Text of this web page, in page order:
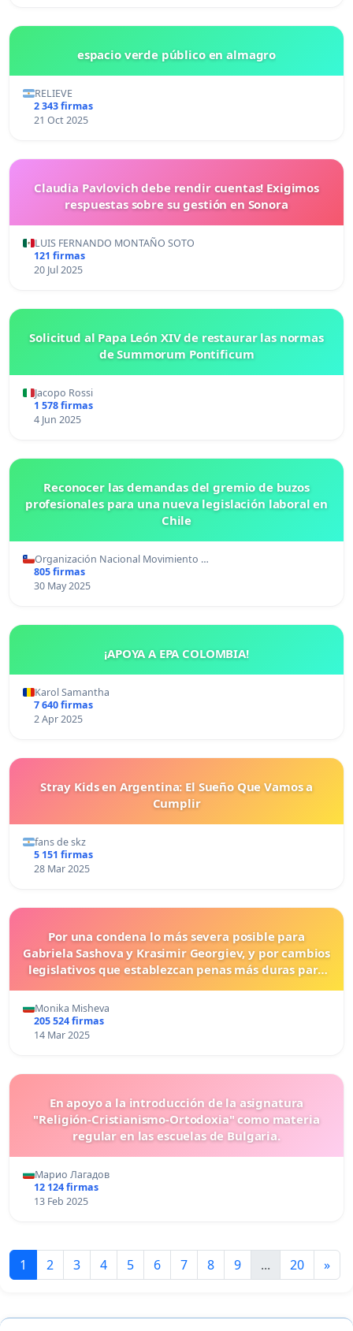
espacio verde público en almagro
RELIEVE
2 343 firmas
21 Oct 2025
Claudia Pavlovich debe rendir cuentas! Exigimos
respuestas sobre su gestión en Sonora
LUIS FERNANDO MONTAÑO SOTO
121 firmas
20 Jul 2025
Solicitud al Papa León XIV de restaurar las normas
de Summorum Pontificum
Jacopo Rossi
1 578 firmas
4 Jun 2025
Reconocer las demandas del gremio de buzos
profesionales para una nueva legislación laboral en
Chile
Organización Nacional Movimiento …
805 firmas
30 May 2025
¡APOYA A EPA COLOMBIA!
Karol Samantha
7 640 firmas
2 Apr 2025
Stray Kids en Argentina: El Sueño Que Vamos a
Cumplir
fans de skz
5 151 firmas
28 Mar 2025
Por una condena lo más severa posible para
Gabriela Sashova y Krasimir Georgiev, y por cambios
legislativos que establezcan penas más duras para
Monika Misheva
205 524 firmas
14 Mar 2025
En apoyo a la introducción de la asignatura
"Religión-Cristianismo-Ortodoxia" como materia
regular en las escuelas de Bulgaria.
Марио Лагадов
12 124 firmas
13 Feb 2025
1 2 3 4 5 6 7 8 9 ... 20 »